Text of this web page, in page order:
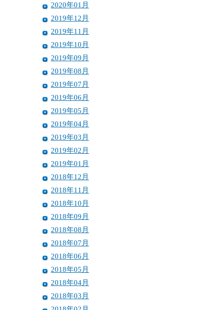
2020年01月
2019年12月
2019年11月
2019年10月
2019年09月
2019年08月
2019年07月
2019年06月
2019年05月
2019年04月
2019年03月
2019年02月
2019年01月
2018年12月
2018年11月
2018年10月
2018年09月
2018年08月
2018年07月
2018年06月
2018年05月
2018年04月
2018年03月